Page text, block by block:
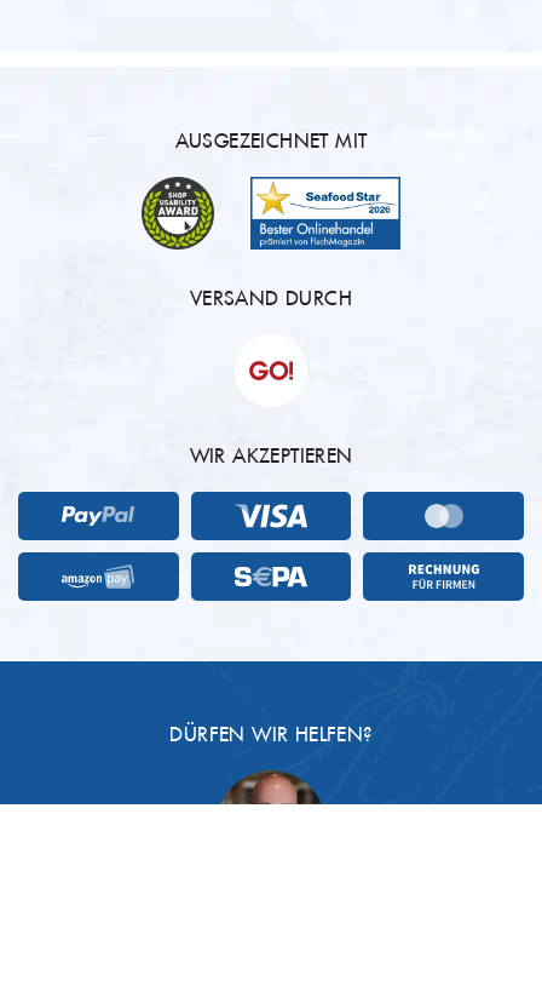
AUSGEZEICHNET MIT
VERSAND DURCH
WIR AKZEPTIEREN
DÜRFEN WIR HELFEN?